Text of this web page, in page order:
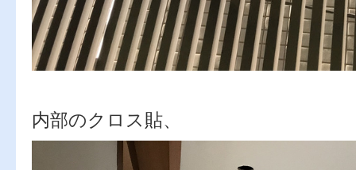
内部のクロス貼、